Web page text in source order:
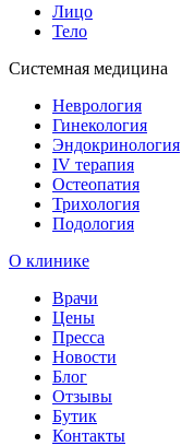
Лицо
Тело
Системная медицина
Неврология
Гинекология
Эндокринология
IV терапия
Остеопатия
Трихология
Подология
О клинике
Врачи
Цены
Пресса
Новости
Блог
Отзывы
Бутик
Контакты